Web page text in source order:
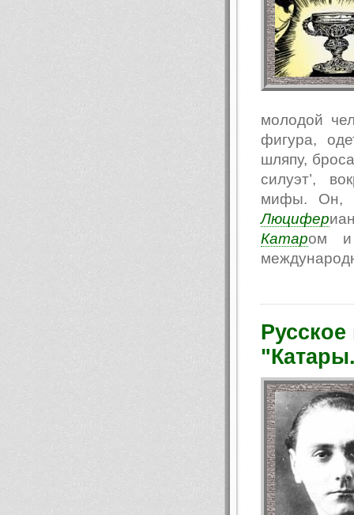
молодой
фигура,
шляпу,
силуэт’,
мифы. Он,
Люцифер
Катаром и